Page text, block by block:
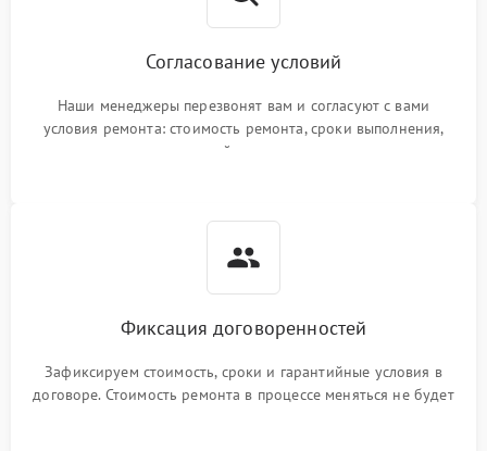
Согласование условий
Наши менеджеры перезвонят вам и согласуют с вами
условия ремонта: стоимость ремонта, сроки выполнения,
гарантийные условия
Фиксация договоренностей
Зафиксируем стоимость, сроки и гарантийные условия в
договоре. Стоимость ремонта в процессе меняться не будет